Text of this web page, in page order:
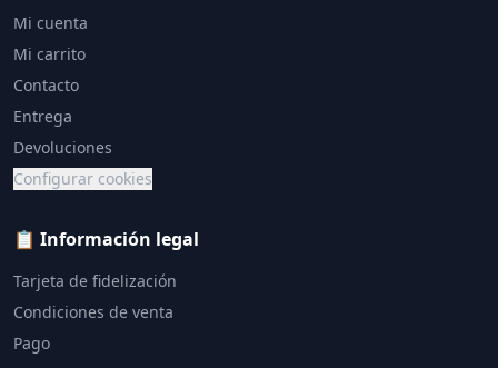
Mi cuenta
Mi carrito
Contacto
Entrega
Devoluciones
Configurar cookies
📋 Información legal
Tarjeta de fidelización
Condiciones de venta
Pago